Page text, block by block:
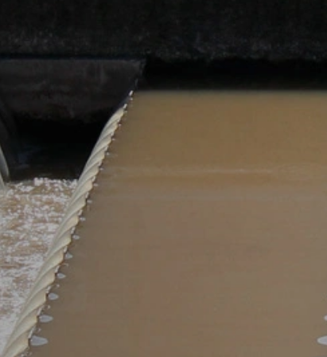
Objetivo da recolha de dados
Pode impedir a recolha de
Disable Google Analytics
Para mais informações sobre
https://support.google.com/
Processamento de dados
Firmamos um contrato com o
alemãs de proteção de dados ao
O nosso site usa plugins do
94066, EUA. Se visitar uma de
do YouTube é informado sobre
navegação diretamente ao seu
atraente. Isso constitui um
podem ser encontradas na
https://www.google.de/intl/de/